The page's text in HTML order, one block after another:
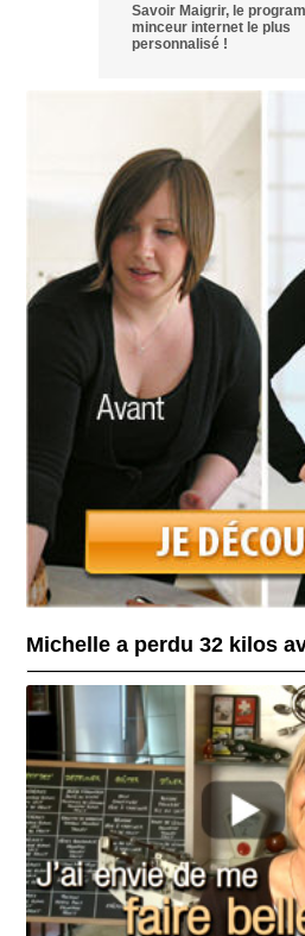
Savoir Maigrir, le
minceur internet le plus
personnalisé !
Michelle a perdu 32 kilos